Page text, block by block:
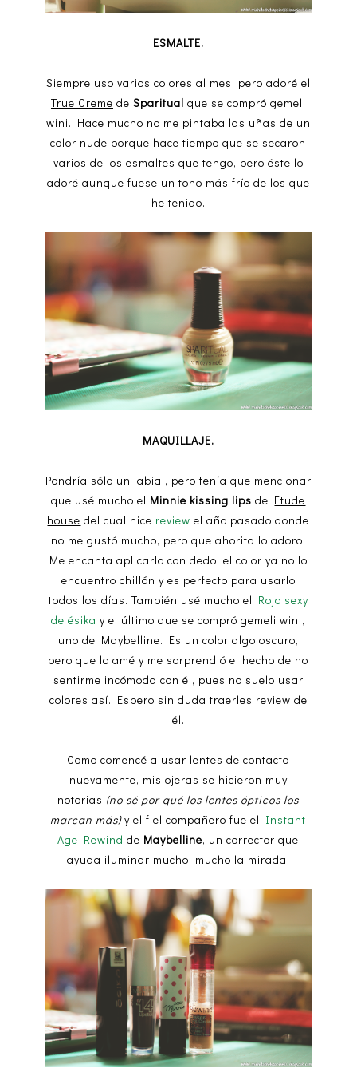
ESMALTE.
Siempre uso varios colores al mes, pero adoré el
True Creme de Sparitual que se compró gemeli
wini. Hace mucho no me pintaba las uñas de un
color nude porque hace tiempo que se secaron
varios de los esmaltes que tengo, pero éste lo
adoré aunque fuese un tono más frío de los que
he tenido.
MAQUILLAJE.
Pondría sólo un labial, pero tenía que mencionar
que usé mucho el Minnie kissing lips de Etude
house del cual hice reviewel año pasado donde
no me gustó mucho, pero que ahorita lo adoro.
Me encanta aplicarlo con dedo, el color ya no lo
encuentro chillón y es perfecto para usarlo
todos los días. También usé mucho el Rojo sexy
de ésika y el último que se compró gemeli wini,
uno de Maybelline. Es un color algo oscuro,
pero que lo amé y me sorprendió el hecho de no
sentirme incómoda con él, pues no suelo usar
colores así. Espero sin duda traerles review de
él.
Como comencé a usar lentes de contacto
nuevamente, mis ojeras se hicieron muy
notorias (no sé por qué los lentes ópticos los
marcan más)y el fiel compañero fue el Instant
Age Rewind de Maybelline, un corrector que
ayuda iluminar mucho, mucho la mirada.